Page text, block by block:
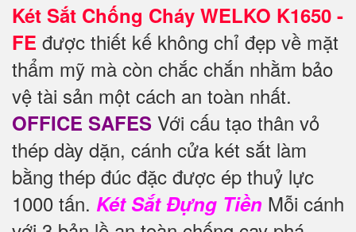
Két Sắt Chống Cháy WELKO K1650 -
FE được thiết kế không chỉ đẹp về mặt
thẩm mỹ mà còn chắc chắn nhằm bảo
vệ tài sản một cách an toàn nhất.
OFFICE SAFES Với cấu tạo thân vỏ
thép dày dặn, cánh cửa két sắt làm
bằng thép đúc đặc được ép thuỷ lực
1000 tấn. Két Sắt Đựng Tiền Mỗi cánh